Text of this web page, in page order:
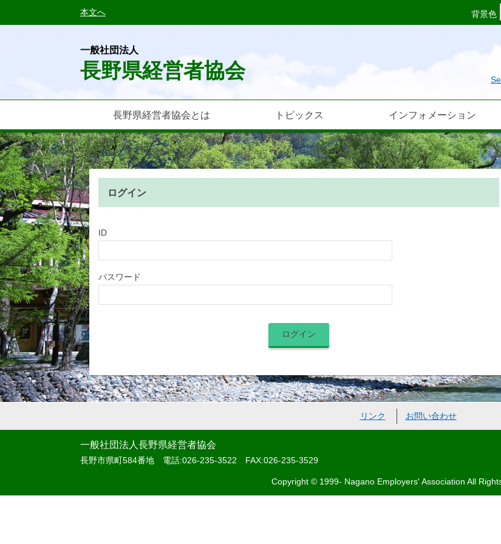
本文へ 背景色
一般社団法人
長野県経営者協会
長野県経営者協会とは トピックス インフォメーション
トップ › ログイン
ログイン
ID
パスワード
リンク お問い合わせ
一般社団法人長野県経営者協会
長野市県町584番地 電話:026-235-3522 FAX:026-235-3529
Copyright © 1999- Nagano Employers' Association All